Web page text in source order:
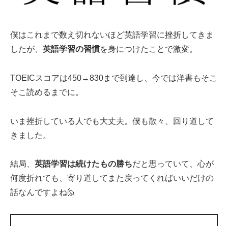
僕はこれまで数え切れないほど英語学習に挫折してきま
したが、 英語学習の習慣を身につけたことで激変。
TOEICスコアは450→830まで到達し、今では洋書もそこ
そこ読めるまでに。
いま挫折している人でも大丈夫。僕も散々、回り道して
きました。
結局、 英語学習は続けたもの勝ちだと思っていて、心が
何度折れても、寄り道してまた戻ってくればいいだけの
話なんですよね🙋‍